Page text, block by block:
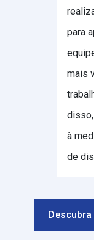
para
mais
à
de
Descubra